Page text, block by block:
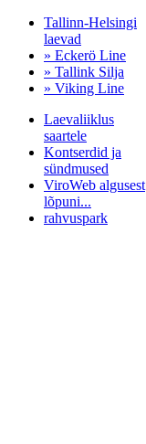
Tallinn-Helsingi
laevad
» Eckerö Line
» Tallink Silja
» Viking Line
Laevaliiklus
saartele
Kontserdid ja
sündmused
ViroWeb algusest
lõpuni...
rahvuspark